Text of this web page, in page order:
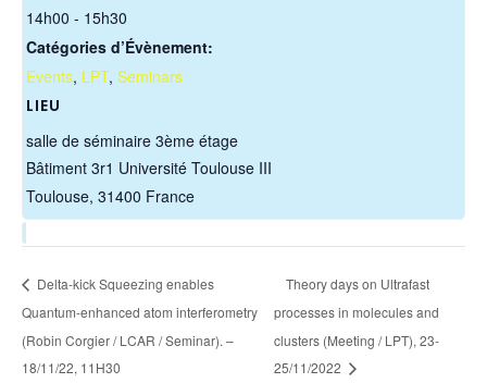
14h00 - 15h30
Catégories d’Évènement:
Events, LPT, Seminars
LIEU
salle de séminaire 3ème étage
Bâtiment 3r1 Université Toulouse III
Toulouse, 31400 France
Delta-kick Squeezing enables
Quantum-enhanced atom interferometry
(Robin Corgier / LCAR / Seminar). –
18/11/22, 11H30
Theory days on Ultrafast
processes in molecules and
clusters (Meeting / LPT), 23-
25/11/2022